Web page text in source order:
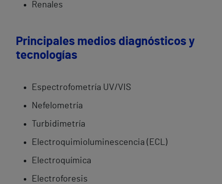
Renales
Principales medios diagnósticos y
tecnologías
Espectrofometría UV/VIS
Nefelometría
Turbidimetría
Electroquimioluminescencia (ECL)
Electroquímica
Electroforesis